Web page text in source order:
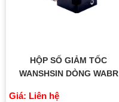
HỘP SỐ GIẢM TỐC
WANSHSIN DÒNG WABR
Giá: Liên hệ